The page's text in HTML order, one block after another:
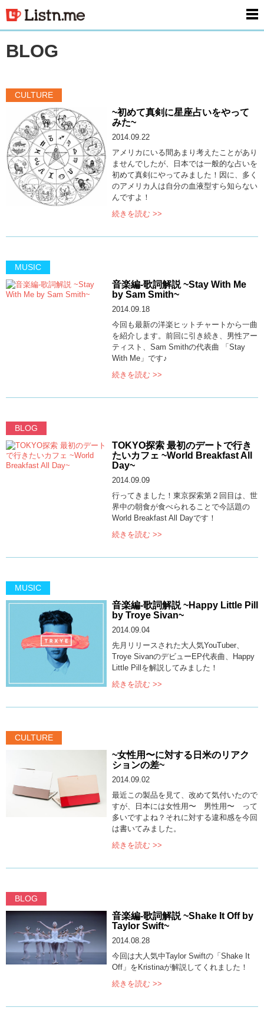
BLOG
CULTURE
~初めて真剣に星座占いをやって
みた~
2014.09.22
アメリカにいる間あまり考えたことがあり
ませんでしたが、日本では一般的な占いを
初めて真剣にやってみました！因に、多く
のアメリカ人は自分の血液型すら知らない
んですよ！
続きを読む >>
MUSIC
音楽編-歌詞解説 ~Stay With Me
by Sam Smith~
2014.09.18
今回も最新の洋楽ヒットチャートから一曲
を紹介します。前回に引き続き、男性アー
ティスト、Sam Smithの代表曲 「Stay
With Me」です♪
続きを読む >>
BLOG
TOKYO探索 最初のデートで行き
たいカフェ ~World Breakfast All
Day~
2014.09.09
行ってきました！東京探索第２回目は、世
界中の朝食が食べられることで今話題の
World Breakfast All Dayです！
続きを読む >>
MUSIC
音楽編-歌詞解説 ~Happy Little Pill
by Troye Sivan~
2014.09.04
先月リリースされた大人気YouTuber、
Troye SivanのデビューEP代表曲、Happy
Little Pillを解説してみました！
続きを読む >>
CULTURE
~女性用〜に対する日米のリアク
ションの差~
2014.09.02
最近この製品を見て、改めて気付いたので
すが、日本には女性用〜 男性用〜 って
多いですよね？それに対する違和感を今回
は書いてみました。
続きを読む >>
BLOG
音楽編-歌詞解説 ~Shake It Off by
Taylor Swift~
2014.08.28
今回は大人気中Taylor Swiftの「Shake It
Off」をKristinaが解説してくれました！
続きを読む >>